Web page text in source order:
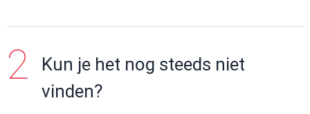
Kun je het nog steeds niet
vinden?